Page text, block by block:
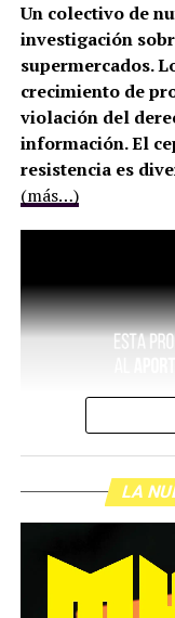
Un colectivo de
investigación
supermercados.
crecimiento de
violación del
información. El
resistencia es
(más…)
LA